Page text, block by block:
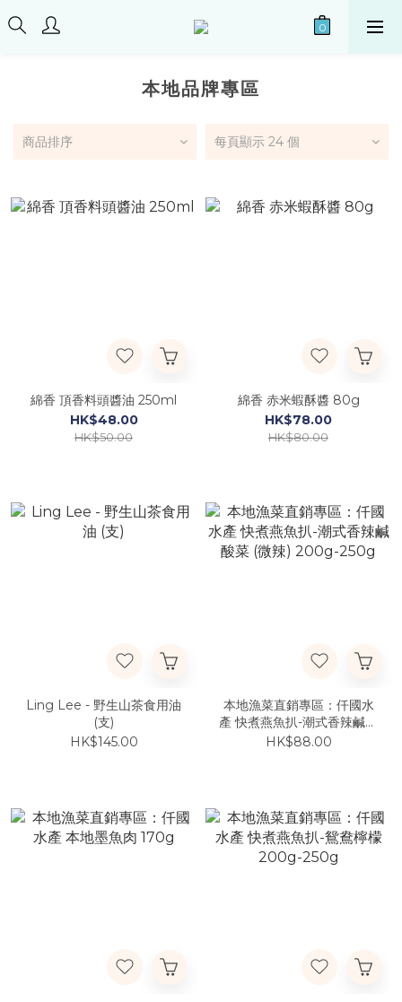
本地品牌專區
商品排序 每頁顯示 24 個
綿香 頂香料頭醬油 250ml
HK$48.00
HK$50.00
綿香 赤米蝦酥醬 80g
HK$78.00
HK$80.00
Ling Lee - 野生山茶食用油
(支)
HK$145.00
本地漁菜直銷專區：仟國水
產 快煮燕魚扒-潮式香辣鹹酸
菜 (微辣) 200g-250g
HK$88.00